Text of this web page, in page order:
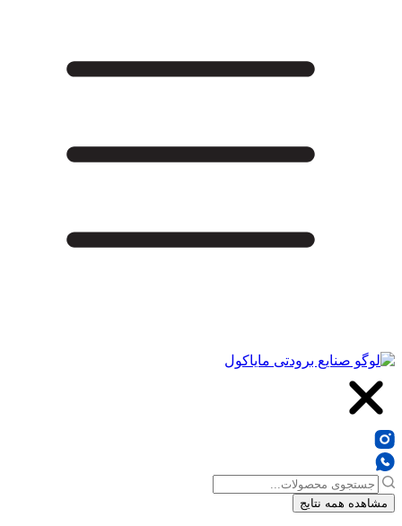
جستجو
...مشاهده همه نتایج